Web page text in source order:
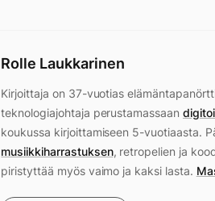
Rolle Laukkarinen
Kirjoittaja on 37-vuotias
teknologiajohtaja perustamassaan
koukussa kirjoittamiseen 5-vuotiaasta.
musiikkiharrastuksen, retropelien ja
piristyttää myös vaimo ja kaksi lasta.